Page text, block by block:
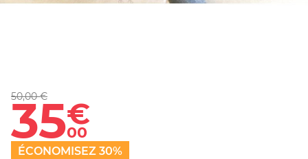
50,00 €
35€
00
ÉCONOMISEZ 30%